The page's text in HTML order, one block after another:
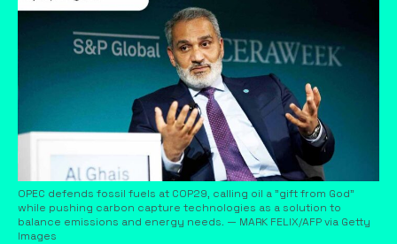
OPEC defends fossil fuels at COP29, calling oil a "gift from God"
while pushing carbon capture technologies as a solution to
balance emissions and energy needs. — MARK FELIX/AFP via Getty
Images